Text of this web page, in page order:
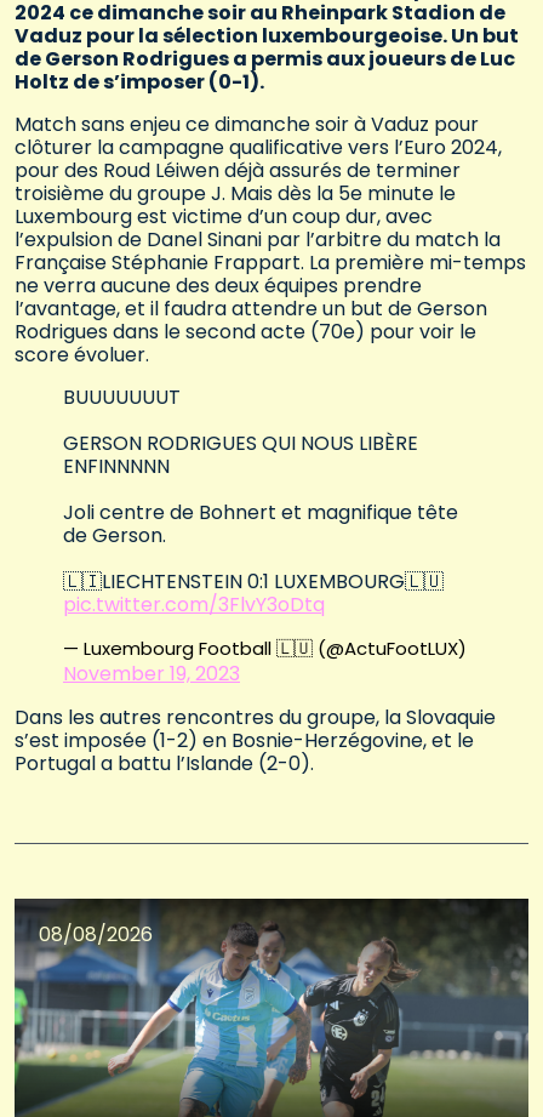
2024 ce dimanche soir au Rheinpark Stadion de
Vaduz pour la sélection luxembourgeoise. Un but
de Gerson Rodrigues a permis aux joueurs de Luc
Holtz de s’imposer (0-1).
Match sans enjeu ce dimanche soir à Vaduz pour
clôturer la campagne qualificative vers l’Euro 2024,
pour des Roud Léiwen déjà assurés de terminer
troisième du groupe J. Mais dès la 5e minute le
Luxembourg est victime d’un coup dur, avec
l’expulsion de Danel Sinani par l’arbitre du match la
Française Stéphanie Frappart. La première mi-temps
ne verra aucune des deux équipes prendre
l’avantage, et il faudra attendre un but de Gerson
Rodrigues dans le second acte (70e) pour voir le
score évoluer.
BUUUUUUUT
GERSON RODRIGUES QUI NOUS LIBÈRE
ENFINNNNN
Joli centre de Bohnert et magnifique tête
de Gerson.
🇱🇮LIECHTENSTEIN 0:1 LUXEMBOURG🇱🇺
pic.twitter.com/3FlvY3oDtq
— Luxembourg Football 🇱🇺 (@ActuFootLUX)
November 19, 2023
Dans les autres rencontres du groupe, la Slovaquie
s’est imposée (1-2) en Bosnie-Herzégovine, et le
Portugal a battu l’Islande (2-0).
08/08/2026